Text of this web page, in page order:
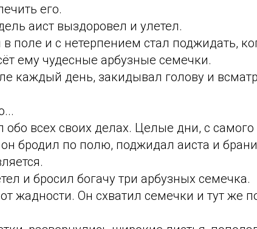
его.
аист выздоровел и улетел.
поле и с нетерпением стал поджидать,
ему чудесные арбузные семечки.
каждый день, закидывал голову и
всех своих делах. Целые дни, с самого
бродил по полю, поджидал аиста и
и бросил богачу три арбузных семечка.
жадности. Он схватил семечки и тут же